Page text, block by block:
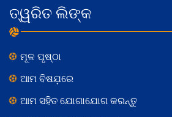
ତ୍ୱରିତ ଲିଙ୍କ
ମୂଳ ପୃଷ୍ଠା
ଆମ ବିଷଯ଼ରେ
ଆମ ସହିତ ଯୋଗାଯୋଗ କରନ୍ତୁ